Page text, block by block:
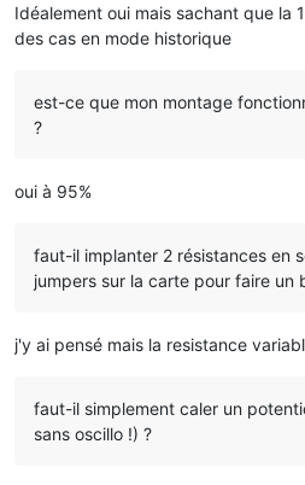
Idéalement oui mais sachant que la
des cas en mode historique
est-ce que mon montage
?
oui à 95%
faut-il implanter 2 résistances en
jumpers sur la carte pour faire un
j'y ai pensé mais la resistance
faut-il simplement caler un
sans oscillo !) ?